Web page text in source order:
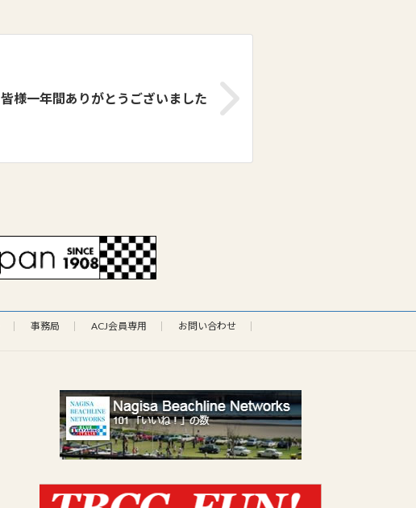
皆様一年間ありがとうございました
事務局 ACJ会員専用
お問い合わせ